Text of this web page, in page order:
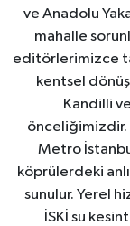
ve Anadolu
mahalle
editörlerimizce
kentsel
Kandilli
önceliğimizdir.
Metro
köprülerdeki
sunulur. Yerel
İSKİ su